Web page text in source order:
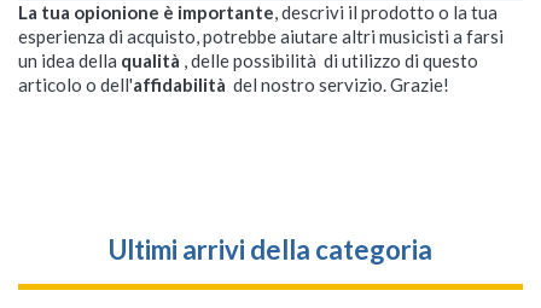
La tua opionione è importante, descrivi il prodotto o la tua
esperienza di acquisto, potrebbe aiutare altri musicisti a farsi
un idea della qualità , delle possibilità di utilizzo di questo
articolo o dell'affidabilità del nostro servizio. Grazie!
Ultimi arrivi della categoria